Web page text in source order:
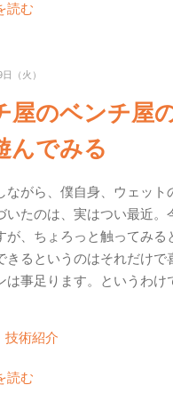
読む
（火）
屋のベンチ屋
んでみる
がら、僕自身、ウェット
いたのは、実はつい最近
が、ちょろっと触ってみる
きるというのはそれだけ
は事足ります。というわけ
技術紹介
読む